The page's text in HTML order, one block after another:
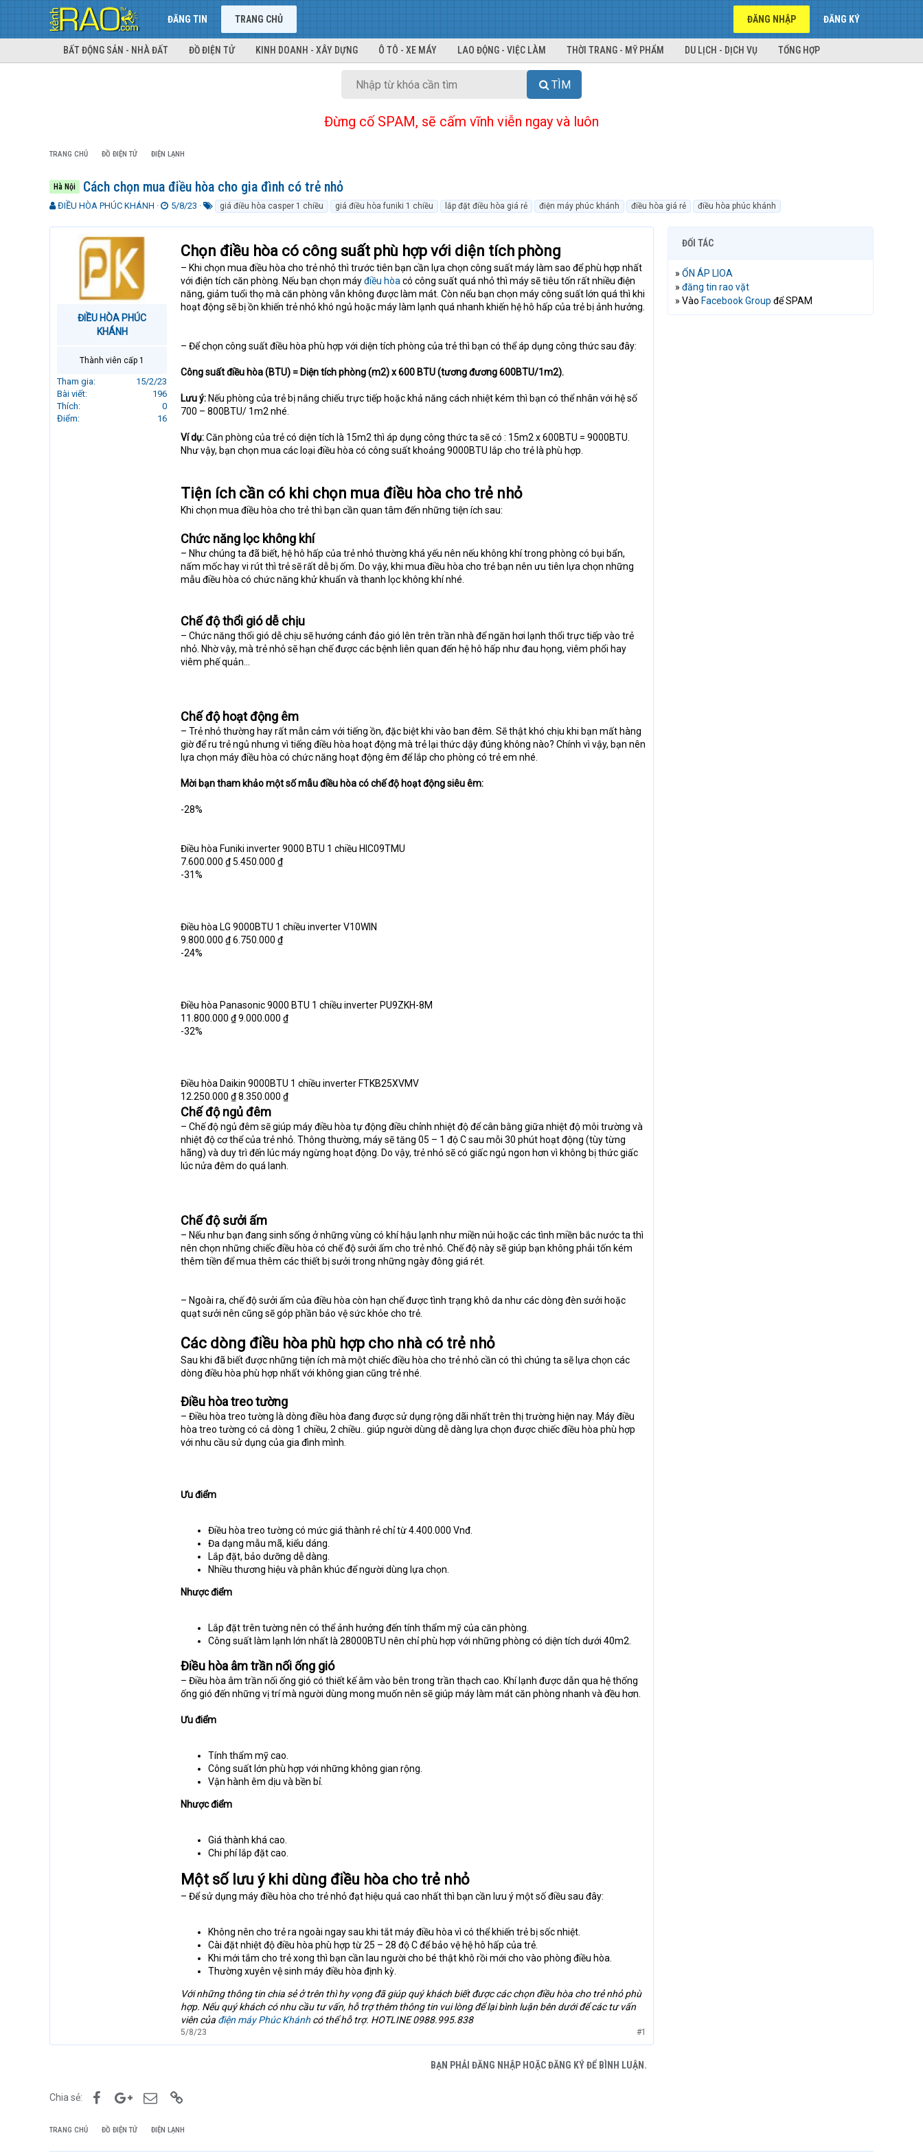
ĐĂNG TIN TRANG CHỦ ĐĂNG NHẬP ĐĂNG KÝ
BẤT ĐỘNG SẢN - NHÀ ĐẤT ĐỒ ĐIỆN TỬ KINH DOANH - XÂY DỰNG Ô TÔ - XE MÁY LAO ĐỘNG - VIỆC LÀM THỜI TRANG - MỸ PHẨM DU LỊCH - DỊCH VỤ TỔNG HỢP
TÌM
Đừng cố SPAM, sẽ cấm vĩnh viễn ngay và luôn
TRANG CHỦ ĐỒ ĐIỆN TỬ ĐIỆN LẠNH
Hà Nội Cách chọn mua điều hòa cho gia đình có trẻ nhỏ
T
r
ĐIỀU HÒA PHÚC KHÁNH
N
à
5/8/23
k
ó
a
giá điều hòa casper 1 chiều giá điều hòa funiki 1 chiều lắp đặt điều hòa giá rẻ điện máy phúc khánh điều hòa giá rẻ điều hòa phúc khánh
ĐIỀU HÒA PHÚC
KHÁNH
Thành viên cấp 1
Tham gia
15/2/23
Bài viết
196
Thích
0
Điểm
16
Chọn điều hòa có công suất phù hợp với diện tích phòng
– Khi chọn mua điều hòa cho trẻ nhỏ thì trước tiên bạn cần lựa chọn công suất máy làm sao để phù hợp nhất
với điện tích căn phòng. Nếu bạn chọn máyđiều hòa có công suất quá nhỏ thì máy sẽ tiêu tốn rất nhiều điện
năng, giảm tuổi thọ mà căn phòng vẫn không được làm mát. Còn nếu bạn chọn máy công suất lớn quá thì khi
hoạt động sẽ bị ồn khiến trẻ nhỏ khó ngủ hoặc máy làm lạnh quá nhanh khiến hệ hô hấp của trẻ bị ảnh hưởng.
– Để chọn công suất điều hòa phù hợp với diện tích phòng của trẻ thì bạn có thể áp dụng công thức sau đây:
Công suất điều hòa (BTU) = Diện tích phòng (m2) x 600 BTU (tương đương 600BTU/1m2).
Lưu ý: Nếu phòng của trẻ bị nắng chiếu trực tiếp hoặc khả năng cách nhiệt kém thì bạn có thể nhân với hệ số
700 – 800BTU/ 1m2 nhé.
Ví dụ:Căn phòng của trẻ có diện tích là 15m2 thì áp dụng công thức ta sẽ có : 15m2 x 600BTU = 9000BTU.
Như vậy, bạn chọn mua các loại điều hòa có công suất khoảng 9000BTU lắp cho trẻ là phù hợp.
Tiện ích cần có khi chọn mua điều hòa cho trẻ nhỏ
Khi chọn mua điều hòa cho trẻ thì bạn cần quan tâm đến những tiện ích sau:
Chức năng lọc không khí
– Như chúng ta đã biết, hệ hô hấp của trẻ nhỏ thường khá yếu nên nếu không khí trong phòng có bụi bẩn,
nấm mốc hay vi rút thì trẻ sẽ rất dễ bị ốm. Do vậy, khi mua điều hòa cho trẻ bạn nên ưu tiên lựa chọn những
mẫu điều hòa có chức năng khử khuẩn và thanh lọc không khí nhé.
Chế độ thổi gió dễ chịu
– Chức năng thổi gió dễ chịu sẽ hướng cánh đảo gió lên trên trần nhà để ngăn hơi lạnh thổi trực tiếp vào trẻ
nhỏ. Nhờ vậy, mà trẻ nhỏ sẽ hạn chế được các bệnh liên quan đến hệ hô hấp như đau họng, viêm phổi hay
viêm phế quản…
Chế độ hoạt động êm
– Trẻ nhỏ thường hay rất mẫn cảm với tiếng ồn, đặc biệt khi vào ban đêm. Sẽ thật khó chịu khi bạn mất hàng
giờ để ru trẻ ngủ nhưng vì tiếng điều hòa hoạt động mà trẻ lại thức dậy đúng không nào? Chính vì vậy, bạn nên
lựa chọn máy điều hòa có chức năng hoạt động êm để lắp cho phòng có trẻ em nhé.
Mời bạn tham khảo một số mẫu điều hòa có chế độ hoạt động siêu êm:
-28%
Điều hòa Funiki inverter 9000 BTU 1 chiều HIC09TMU
7.600.000 ₫ 5.450.000 ₫
-31%
Điều hòa LG 9000BTU 1 chiều inverter V10WIN
9.800.000 ₫ 6.750.000 ₫
-24%
Điều hòa Panasonic 9000 BTU 1 chiều inverter PU9ZKH-8M
11.800.000 ₫ 9.000.000 ₫
-32%
Điều hòa Daikin 9000BTU 1 chiều inverter FTKB25XVMV
12.250.000 ₫ 8.350.000 ₫
Chế độ ngủ đêm
– Chế độ ngủ đêm sẽ giúp máy điều hòa tự động điều chỉnh nhiệt độ để cân bằng giữa nhiệt độ môi trường và
nhiệt độ cơ thể của trẻ nhỏ. Thông thường, máy sẽ tăng 05 – 1 độ C sau mỗi 30 phút hoạt động (tùy từng
hãng) và duy trì đến lúc máy ngừng hoạt động. Do vậy, trẻ nhỏ sẽ có giấc ngủ ngon hơn vì không bị thức giấc
lúc nửa đêm do quá lanh.
Chế độ sưởi ấm
– Nếu như bạn đang sinh sống ở những vùng có khí hậu lạnh như miền núi hoặc các tình miền bắc nước ta thì
nên chọn những chiếc điều hòa có chế độ sưởi ấm cho trẻ nhỏ. Chế độ này sẽ giúp bạn không phải tốn kém
thêm tiền để mua thêm các thiết bị sưởi trong những ngày đông giá rét.
– Ngoài ra, chế độ sưởi ấm của điều hòa còn hạn chế được tình trạng khô da như các dòng đèn sưởi hoặc
quạt sưởi nên cũng sẽ góp phần bảo vệ sức khỏe cho trẻ.
Các dòng điều hòa phù hợp cho nhà có trẻ nhỏ
Sau khi đã biết được những tiện ích mà một chiếc điều hòa cho trẻ nhỏ cần có thì chúng ta sẽ lựa chọn các
dòng điều hòa phù hợp nhất với không gian cũng trẻ nhé.
Điều hòa treo tường
– Điều hòa treo tường là dòng điều hòa đang được sử dụng rộng dãi nhất trên thị trường hiện nay. Máy điều
hòa treo tường có cả dòng 1 chiều, 2 chiều.. giúp người dùng dễ dàng lựa chọn được chiếc điều hòa phù hợp
với nhu cầu sử dụng của gia đình mình.
Ưu điểm
Điều hòa treo tường có mức giá thành rẻ chỉ từ 4.400.000 Vnđ.
Đa dạng mẫu mã, kiểu dáng.
Lắp đặt, bảo dưỡng dễ dàng.
Nhiều thương hiệu và phân khúc để người dùng lựa chọn.
Nhược điểm
Lắp đặt trên tường nên có thể ảnh hưởng đến tính thẩm mỹ của căn phòng.
Công suất làm lạnh lớn nhất là 28000BTU nên chỉ phù hợp với những phòng có diện tích dưới 40m2.
Điều hòa âm trần nối ống gió
– Điều hòa âm trần nối ống gió có thiết kế âm vào bên trong trần thạch cao. Khí lạnh được dẫn qua hệ thống
ống gió đến những vị trí mà người dùng mong muốn nên sẽ giúp máy làm mát căn phòng nhanh và đều hơn.
Ưu điểm
Tính thẩm mỹ cao.
Công suất lớn phù hợp với những không gian rộng.
Vận hành êm dịu và bền bỉ.
Nhược điểm
Giá thành khá cao.
Chi phí lắp đặt cao.
Một số lưu ý khi dùng điều hòa cho trẻ nhỏ
– Để sử dụng máy điều hòa cho trẻ nhỏ đạt hiệu quả cao nhất thì bạn cần lưu ý một số điều sau đây:
Không nên cho trẻ ra ngoài ngay sau khi tắt máy điều hòa vì có thể khiến trẻ bị sốc nhiệt.
Cài đặt nhiệt độ điều hòa phù hợp từ 25 – 28 độ C để bảo vệ hệ hô hấp của trẻ.
Khi mới tắm cho trẻ xong thì bạn cần lau người cho bé thật khô rồi mới cho vào phòng điều hòa.
Thường xuyên vệ sinh máy điều hòa định kỳ.
Với những thông tin chia sẻ ở trên thì hy vọng đã giúp quý khách biết được các chọn điều hòa cho trẻ nhỏ phù
hợp. Nếu quý khách có nhu cầu tư vấn, hỗ trợ thêm thông tin vui lòng để lại bình luận bên dưới để các tư vấn
viên của điện máy Phúc Khánh có thể hỗ trợ. HOTLINE 0988.995.838
5/8/23 #1
BẠN PHẢI ĐĂNG NHẬP HOẶC ĐĂNG KÝ ĐỂ BÌNH LUẬN.
Chia sẻ: FacebookGoogle+Email
ĐỐI TÁC
» ỔN ÁP LIOA
» đăng tin rao vặt
» Vào Facebook Group để SPAM
TRANG CHỦ ĐỒ ĐIỆN TỬ ĐIỆN LẠNH